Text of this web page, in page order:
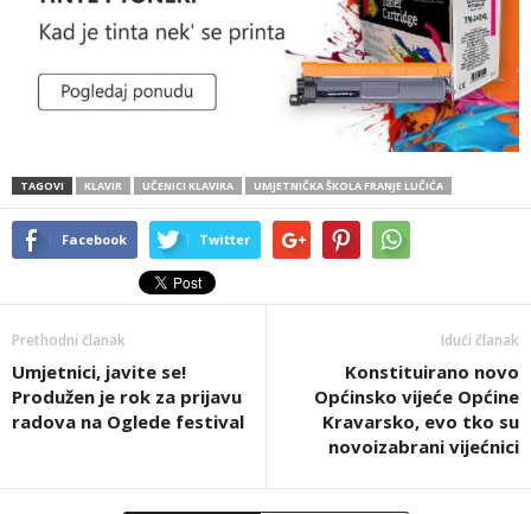
TAGOVI KLAVIR UČENICI KLAVIRA UMJETNIČKA ŠKOLA FRANJE LUČIĆA
Facebook Twitter
Prethodni članak
Umjetnici, javite se!
Produžen je rok za prijavu
radova na Oglede festival
Idući članak
Konstituirano novo
Općinsko vijeće Općine
Kravarsko, evo tko su
novoizabrani vijećnici